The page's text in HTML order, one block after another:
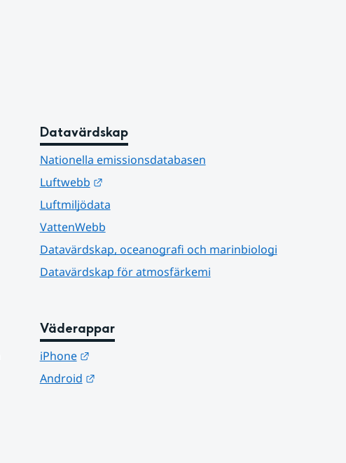
Datavärdskap
Nationella emissionsdatabasen
Luftwebb
Länk till annan webbplats.
Luftmiljödata
VattenWebb
Datavärdskap, oceanografi och marinbiologi
Datavärdskap för atmosfärkemi
Väderappar
iPhone
Länk till annan webbplats.
Android
Länk till annan webbplats.